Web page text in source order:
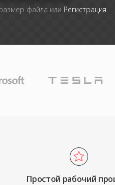
файла или Регистрация
Простой рабочий